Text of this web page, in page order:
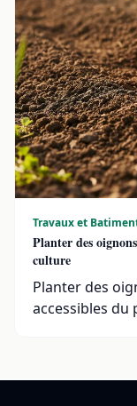
Travaux et
Planter des
culture
Planter des
accessibles du